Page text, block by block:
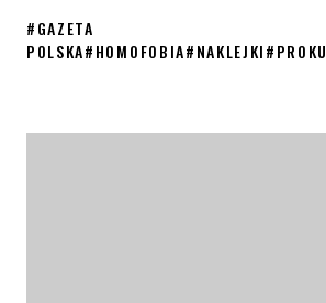
#GAZETA
POLSKA#HOMOFOBIA#NAKLEJKI#